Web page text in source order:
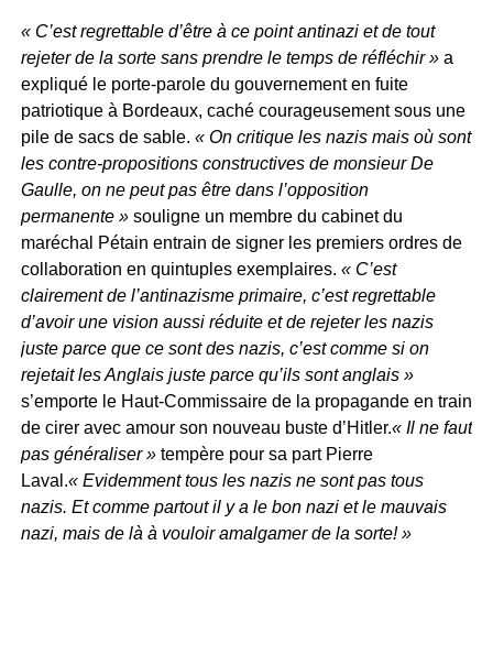
« C’est regrettable d’être à ce point antinazi et de tout
rejeter de la sorte sans prendre le temps de réfléchir »a
expliqué le porte-parole du gouvernement en fuite
patriotique à Bordeaux, caché courageusement sous une
pile de sacs de sable. « On critique les nazis mais où sont
les contre-propositions constructives de monsieur De
Gaulle, on ne peut pas être dans l’opposition
permanente »souligne un membre du cabinet du
maréchal Pétain entrain de signer les premiers ordres de
collaboration en quintuples exemplaires. « C’est
clairement de l’antinazisme primaire, c’est regrettable
d’avoir une vision aussi réduite et de rejeter les nazis
juste parce que ce sont des nazis, c’est comme si on
rejetait les Anglais juste parce qu’ils sont anglais »
s’emporte le Haut-Commissaire de la propagande en train
de cirer avec amour son nouveau buste d’Hitler.« Il ne faut
pas généraliser »tempère pour sa part Pierre
Laval.« Evidemment tous les nazis ne sont pas tous
nazis. Et comme partout il y a le bon nazi et le mauvais
nazi, mais de là à vouloir amalgamer de la sorte! »